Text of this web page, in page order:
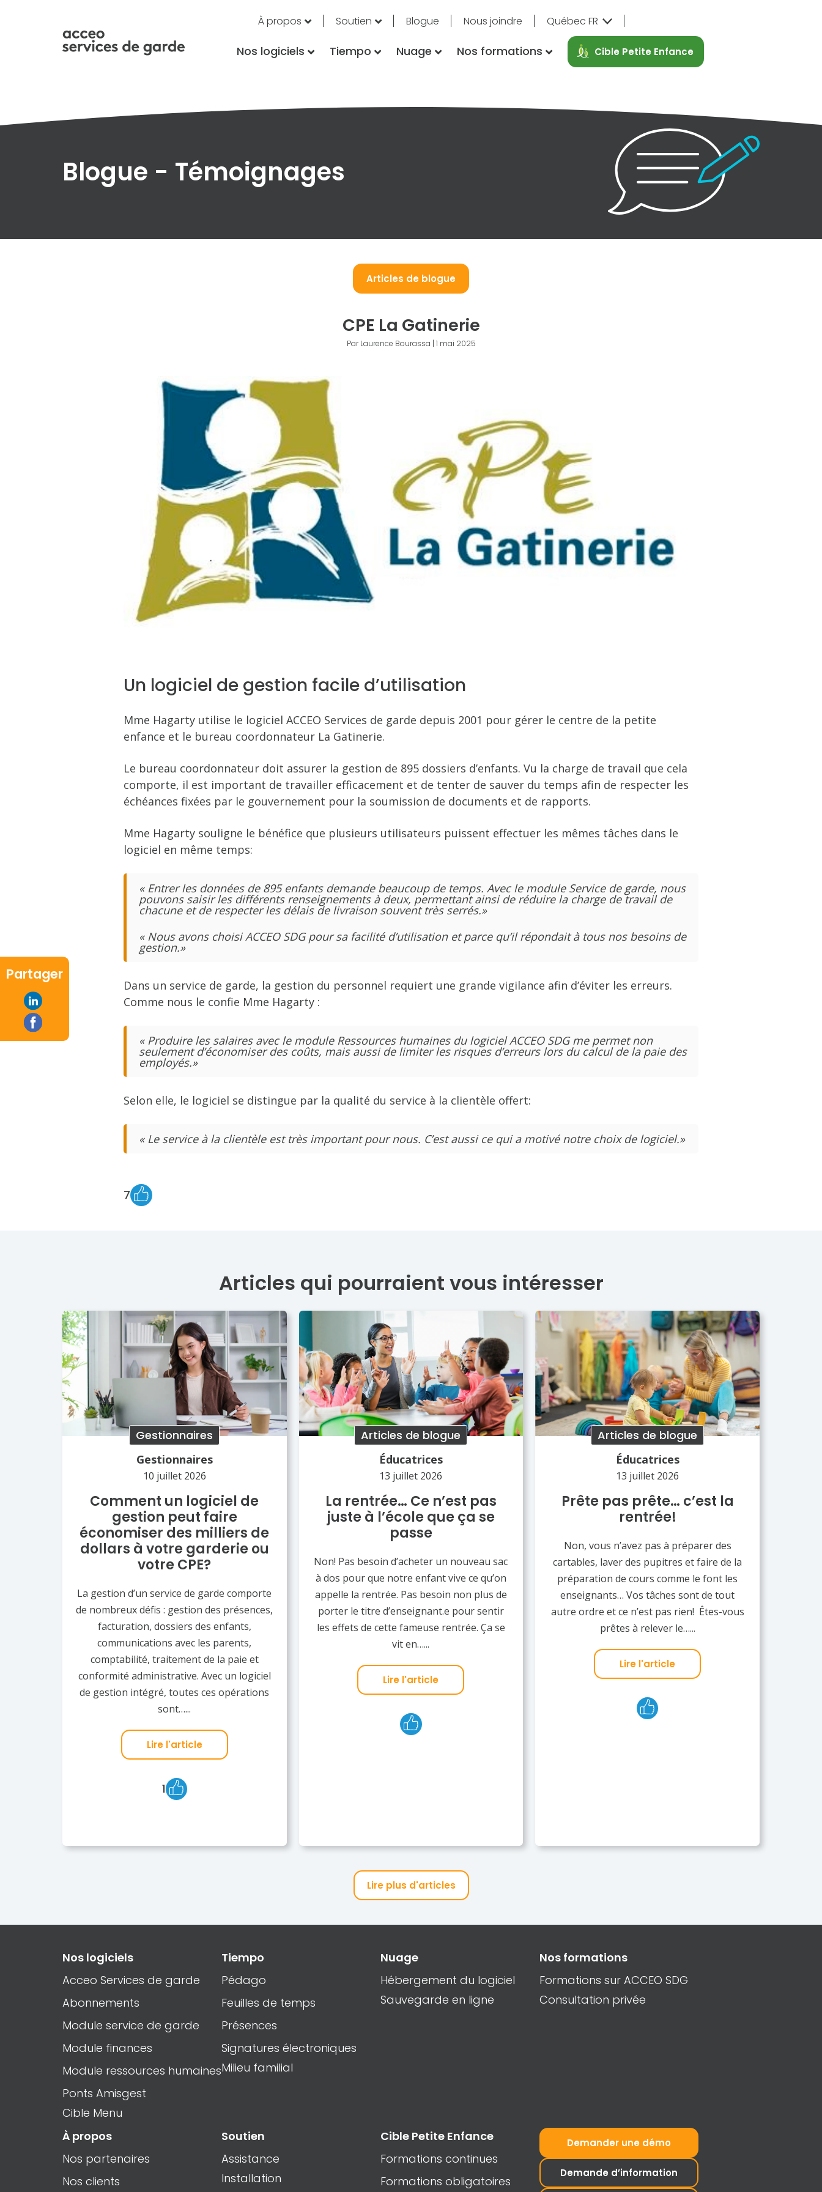
À propos Soutien Blogue Nous joindre Québec FR
Nos logiciels Tiempo Nuage Nos formations Cible Petite Enfance
Blogue - Témoignages
Articles de blogue
CPE La Gatinerie
Par Laurence Bourassa | 1 mai 2025
Un logiciel de gestion facile d’utilisation
Mme Hagarty utilise le logiciel ACCEO Services de garde depuis 2001 pour gérer le centre de la petite
enfance et le bureau coordonnateur La Gatinerie.
Le bureau coordonnateur doit assurer la gestion de 895 dossiers d’enfants. Vu la charge de travail que cela
comporte, il est important de travailler efficacement et de tenter de sauver du temps afin de respecter les
échéances fixées par le gouvernement pour la soumission de documents et de rapports.
Mme Hagarty souligne le bénéfice que plusieurs utilisateurs puissent effectuer les mêmes tâches dans le
logiciel en même temps:
« Entrer les données de 895 enfants demande beaucoup de temps. Avec le module Service de garde, nous
pouvons saisir les différents renseignements à deux, permettant ainsi de réduire la charge de travail de
chacune et de respecter les délais de livraison souvent très serrés.»
« Nous avons choisi ACCEO SDG pour sa facilité d’utilisation et parce qu’il répondait à tous nos besoins de
gestion.»
Dans un service de garde, la gestion du personnel requiert une grande vigilance afin d’éviter les erreurs.
Comme nous le confie Mme Hagarty :
« Produire les salaires avec le module Ressources humaines du logiciel ACCEO SDG me permet non
seulement d’économiser des coûts, mais aussi de limiter les risques d’erreurs lors du calcul de la paie des
employés.»
Selon elle, le logiciel se distingue par la qualité du service à la clientèle offert:
« Le service à la clientèle est très important pour nous. C’est aussi ce qui a motivé notre choix de logiciel.»
7
Articles qui pourraient vous intéresser
Gestionnaires
Gestionnaires
10 juillet 2026
Comment un logiciel de
gestion peut faire
économiser des milliers de
dollars à votre garderie ou
votre CPE?
La gestion d’un service de garde comporte
de nombreux défis : gestion des présences,
facturation, dossiers des enfants,
communications avec les parents,
comptabilité, traitement de la paie et
conformité administrative. Avec un logiciel
de gestion intégré, toutes ces opérations
sont…...
Lire l'article
1
Articles de blogue
Éducatrices
13 juillet 2026
La rentrée… Ce n’est pas
juste à l’école que ça se
passe
Non! Pas besoin d’acheter un nouveau sac
à dos pour que notre enfant vive ce qu’on
appelle la rentrée. Pas besoin non plus de
porter le titre d’enseignant.e pour sentir
les effets de cette fameuse rentrée. Ça se
vit en…...
Lire l'article
Articles de blogue
Éducatrices
13 juillet 2026
Prête pas prête… c’est la
rentrée!
Non, vous n’avez pas à préparer des
cartables, laver des pupitres et faire de la
préparation de cours comme le font les
enseignants… Vos tâches sont de tout
autre ordre et ce n’est pas rien! Êtes-vous
prêtes à relever le…...
Lire l'article
Lire plus d'articles
Partager
Nos logiciels
Acceo Services de garde
Abonnements
Module service de garde
Module finances
Module ressources humaines
Ponts Amisgest
Cible Menu
Tiempo
Pédago
Feuilles de temps
Présences
Signatures électroniques
Milieu familial
Nuage
Hébergement du logiciel
Sauvegarde en ligne
Nos formations
Formations sur ACCEO SDG
Consultation privée
À propos
Nos partenaires
Nos clients
Soutien
Assistance
Installation
Cible Petite Enfance
Formations continues
Formations obligatoires
Demander une démo
Demande d’information